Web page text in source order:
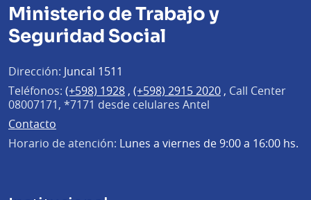
Ministerio de Trabajo y
Seguridad Social
Dirección: Juncal 1511
Teléfonos: (+598) 1928 , (+598) 2915 2020 , Call Center
08007171, *7171 desde celulares Antel
Contacto
Horario de atención: Lunes a viernes de 9:00 a 16:00 hs.